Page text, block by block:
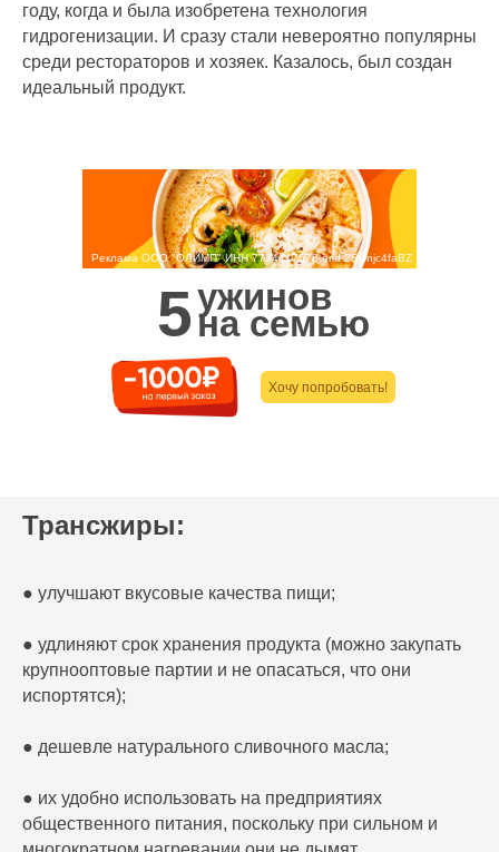
году, когда и была изобретена технология
гидрогенизации. И сразу стали невероятно популярны
среди рестораторов и хозяек. Казалось, был создан
идеальный продукт.
ужинов
на семью
5
Хочу попробовать!
Реклама ООО "ОЛИМП" ИНН 7724417578 erid 2SDnjc4faBZ
Трансжиры:
● улучшают вкусовые качества пищи;
● удлиняют срок хранения продукта (можно закупать
крупнооптовые партии и не опасаться, что они
испортятся);
● дешевле натурального сливочного масла;
● их удобно использовать на предприятиях
общественного питания, поскольку при сильном и